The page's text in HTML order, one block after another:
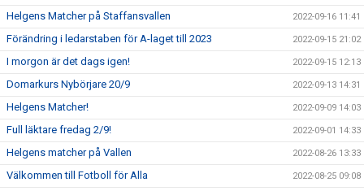
Helgens Matcher på Staffansvallen 2022-09-16 11:41
Förändring i ledarstaben för A-laget till 2023 2022-09-15 21:02
I morgon är det dags igen! 2022-09-15 12:13
Domarkurs Nybörjare 20/9 2022-09-13 14:31
Helgens Matcher! 2022-09-09 14:03
Full läktare fredag 2/9! 2022-09-01 14:33
Helgens matcher på Vallen 2022-08-26 13:33
Välkommen till Fotboll för Alla 2022-08-25 09:08